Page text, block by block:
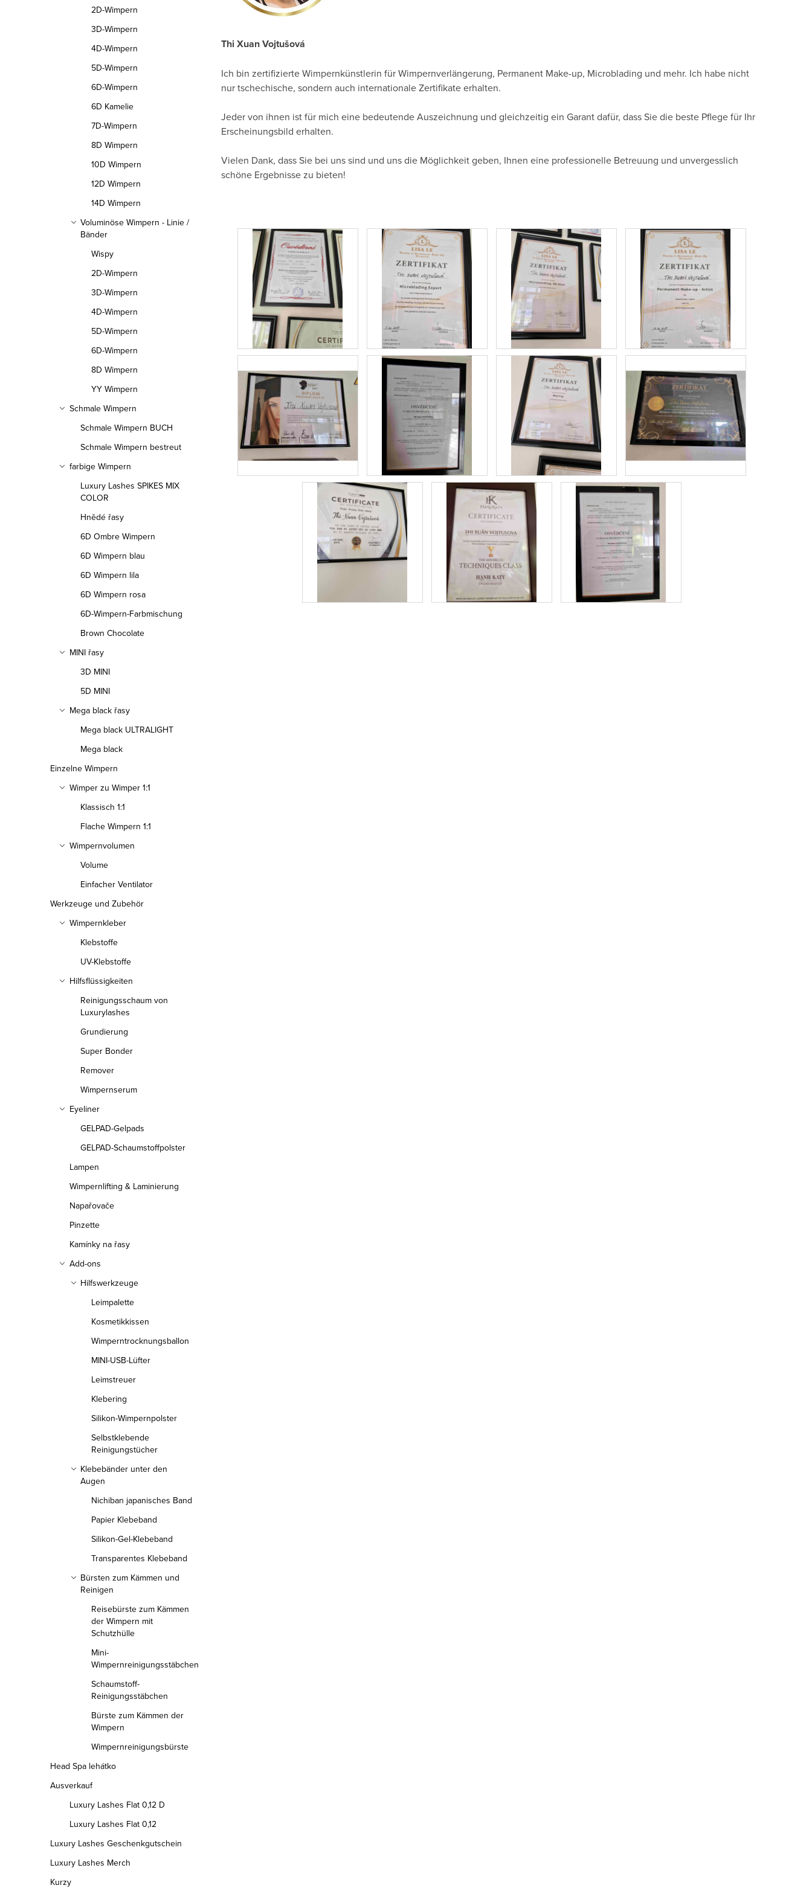
2D-Wimpern
3D-Wimpern
4D-Wimpern
5D-Wimpern
6D-Wimpern
6D Kamelie
7D-Wimpern
8D Wimpern
10D Wimpern
12D Wimpern
14D Wimpern
Voluminöse Wimpern - Linie /
Bänder
Wispy
2D-Wimpern
3D-Wimpern
4D-Wimpern
5D-Wimpern
6D-Wimpern
8D Wimpern
YY Wimpern
Schmale Wimpern
Schmale Wimpern BUCH
Schmale Wimpern bestreut
farbige Wimpern
Luxury Lashes SPIKES MIX
COLOR
Hnědé řasy
6D Ombre Wimpern
6D Wimpern blau
6D Wimpern lila
6D Wimpern rosa
6D-Wimpern-Farbmischung
Brown Chocolate
MINI řasy
3D MINI
5D MINI
Mega black řasy
Mega black ULTRALIGHT
Mega black
Einzelne Wimpern
Wimper zu Wimper 1:1
Klassisch 1:1
Flache Wimpern 1:1
Wimpernvolumen
Volume
Einfacher Ventilator
Werkzeuge und Zubehör
Wimpernkleber
Klebstoffe
UV-Klebstoffe
Hilfsflüssigkeiten
Reinigungsschaum von
Luxurylashes
Grundierung
Super Bonder
Remover
Wimpernserum
Eyeliner
GELPAD-Gelpads
GELPAD-Schaumstoffpolster
Lampen
Wimpernlifting & Laminierung
Napařovače
Pinzette
Kamínky na řasy
Add-ons
Hilfswerkzeuge
Leimpalette
Kosmetikkissen
Wimperntrocknungsballon
MINI-USB-Lüfter
Leimstreuer
Klebering
Silikon-Wimpernpolster
Selbstklebende
Reinigungstücher
Klebebänder unter den
Augen
Nichiban japanisches Band
Papier Klebeband
Silikon-Gel-Klebeband
Transparentes Klebeband
Bürsten zum Kämmen und
Reinigen
Reisebürste zum Kämmen
der Wimpern mit
Schutzhülle
Mini-
Wimpernreinigungsstäbchen
Schaumstoff-
Reinigungsstäbchen
Bürste zum Kämmen der
Wimpern
Wimpernreinigungsbürste
Head Spa lehátko
Ausverkauf
Luxury Lashes Flat 0,12 D
Luxury Lashes Flat 0,12
Luxury Lashes Geschenkgutschein
Luxury Lashes Merch
Kurzy
Thi Xuan Vojtušová
Ich bin zertifizierte Wimpernkünstlerin für Wimpernverlängerung, Permanent Make-up, Microblading und mehr. Ich habe nicht
nur tschechische, sondern auch internationale Zertifikate erhalten.
Jeder von ihnen ist für mich eine bedeutende Auszeichnung und gleichzeitig ein Garant dafür, dass Sie die beste Pflege für Ihr
Erscheinungsbild erhalten.
Vielen Dank, dass Sie bei uns sind und uns die Möglichkeit geben, Ihnen eine professionelle Betreuung und unvergesslich
schöne Ergebnisse zu bieten!